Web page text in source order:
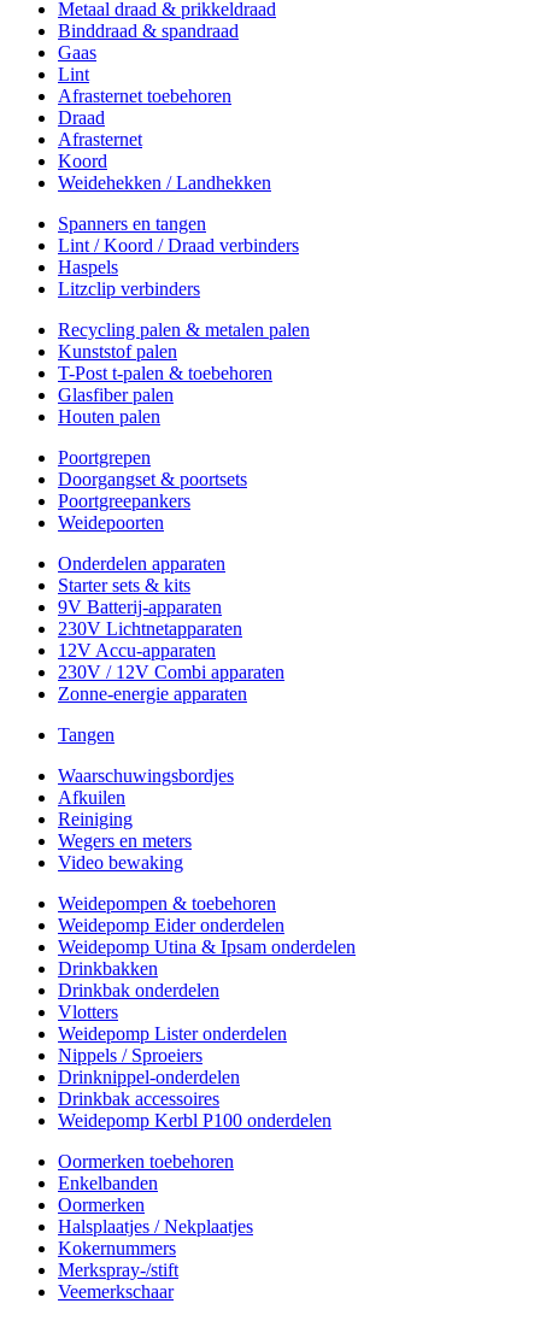
Metaal draad & prikkeldraad
Binddraad & spandraad
Gaas
Lint
Afrasternet toebehoren
Draad
Afrasternet
Koord
Weidehekken / Landhekken
Spanners en tangen
Lint / Koord / Draad verbinders
Haspels
Litzclip verbinders
Recycling palen & metalen palen
Kunststof palen
T-Post t-palen & toebehoren
Glasfiber palen
Houten palen
Poortgrepen
Doorgangset & poortsets
Poortgreepankers
Weidepoorten
Onderdelen apparaten
Starter sets & kits
9V Batterij-apparaten
230V Lichtnetapparaten
12V Accu-apparaten
230V / 12V Combi apparaten
Zonne-energie apparaten
Tangen
Waarschuwingsbordjes
Afkuilen
Reiniging
Wegers en meters
Video bewaking
Weidepompen & toebehoren
Weidepomp Eider onderdelen
Weidepomp Utina & Ipsam onderdelen
Drinkbakken
Drinkbak onderdelen
Vlotters
Weidepomp Lister onderdelen
Nippels / Sproeiers
Drinknippel-onderdelen
Drinkbak accessoires
Weidepomp Kerbl P100 onderdelen
Oormerken toebehoren
Enkelbanden
Oormerken
Halsplaatjes / Nekplaatjes
Kokernummers
Merkspray-/stift
Veemerkschaar